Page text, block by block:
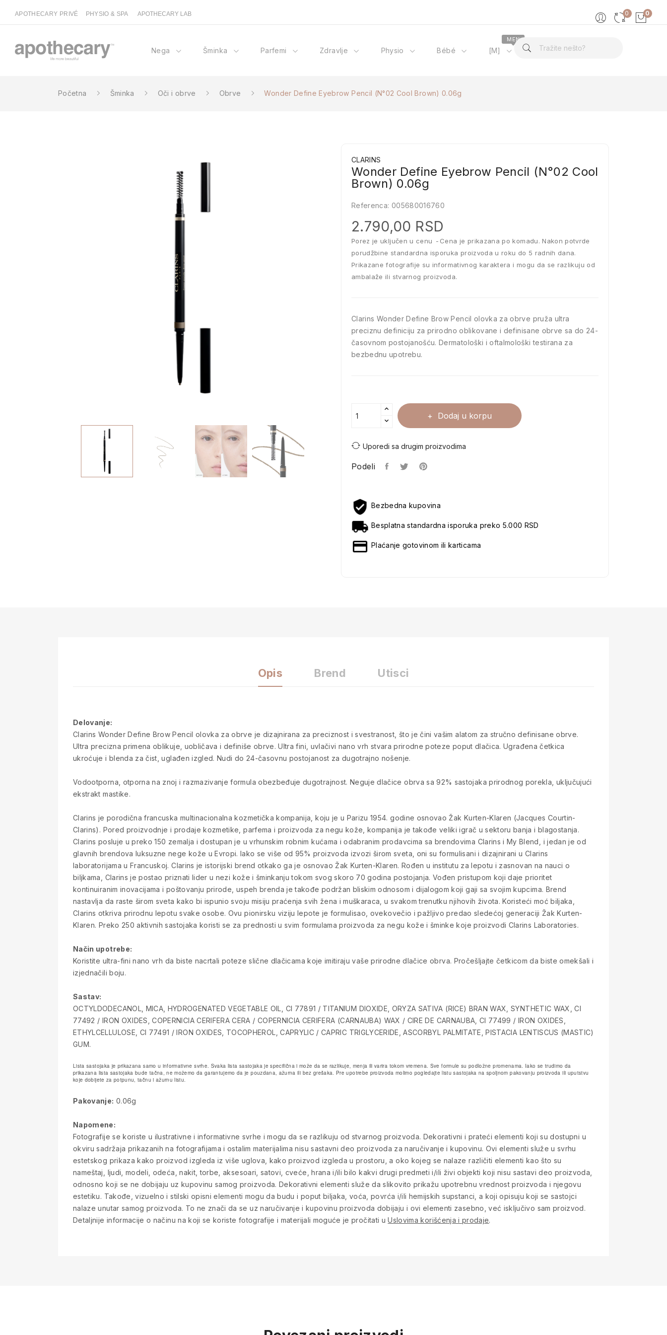
APOTHECARY PRIVÉ PHYSIO & SPA APOTHECARY LAB 0
0
Nega Šminka Parfemi Zdravlje Physio Bébé [M]
MEN
O nama
Početna Šminka Oči i obrve Obrve Wonder Define Eyebrow Pencil (N°02 Cool Brown) 0.06g
CLARINS
Wonder Define Eyebrow Pencil (N°02 Cool
Brown) 0.06g
Referenca: 005680016760
2.790,00 RSD
Porez je uključen u cenu
Cena je prikazana po komadu. Nakon potvrde
porudžbine standardna isporuka proizvoda u roku do 5 radnih dana.
Prikazane fotografije su informativnog karaktera i mogu da se razlikuju od
ambalaže ili stvarnog proizvoda.
Clarins Wonder Define Brow Pencil olovka za obrve pruža ultra
preciznu definiciju za prirodno oblikovane i definisane obrve sa do 24-
časovnom postojanošću. Dermatološki i oftalmološki testirana za
bezbednu upotrebu.
Dodaj u korpu
Uporedi sa drugim proizvodima
Podeli
Bezbedna kupovina
Besplatna standardna isporuka preko 5.000 RSD
Plaćanje gotovinom ili karticama
Opis Brend Utisci
Delovanje:
Clarins Wonder Define Brow Pencil olovka za obrve je dizajnirana za preciznost i svestranost, što je čini vašim alatom za stručno definisane obrve.
Ultra precizna primena oblikuje, uobličava i definiše obrve. Ultra fini, uvlačivi nano vrh stvara prirodne poteze poput dlačica. Ugrađena četkica
ukroćuje i blenda za čist, uglađen izgled. Nudi do 24-časovnu postojanost za dugotrajno nošenje.
Vodootporna, otporna na znoj i razmazivanje formula obezbeđuje dugotrajnost. Neguje dlačice obrva sa 92% sastojaka prirodnog porekla, uključujući
ekstrakt mastike.
Clarins je porodična francuska multinacionalna kozmetička kompanija, koju je u Parizu 1954. godine osnovao Žak Kurten-Klaren (Jacques Courtin-
Clarins). Pored proizvodnje i prodaje kozmetike, parfema i proizvoda za negu kože, kompanija je takođe veliki igrač u sektoru banja i blagostanja.
Clarins posluje u preko 150 zemalja i dostupan je u vrhunskim robnim kućama i odabranim prodavcima sa brendovima Clarins i My Blend, i jedan je od
glavnih brendova luksuzne nege kože u Evropi. Iako se više od 95% proizvoda izvozi širom sveta, oni su formulisani i dizajnirani u Clarins
laboratorijama u Francuskoj. Clarins je istorijski brend otkako ga je osnovao Žak Kurten-Klaren. Rođen u institutu za lepotu i zasnovan na nauci o
biljkama, Clarins je postao priznati lider u nezi kože i šminkanju tokom svog skoro 70 godina postojanja. Vođen pristupom koji daje prioritet
kontinuiranim inovacijama i poštovanju prirode, uspeh brenda je takođe podržan bliskim odnosom i dijalogom koji gaji sa svojim kupcima. Brend
nastavlja da raste širom sveta kako bi ispunio svoju misiju praćenja svih žena i muškaraca, u svakom trenutku njihovih života. Koristeći moć biljaka,
Clarins otkriva prirodnu lepotu svake osobe. Ovu pionirsku viziju lepote je formulisao, ovekovečio i pažljivo predao sledećoj generaciji Žak Kurten-
Klaren. Preko 250 aktivnih sastojaka koristi se za prednosti u svim formulama proizvoda za negu kože i šminke koje proizvodi Clarins Laboratories.
Način upotrebe:
Koristite ultra-fini nano vrh da biste nacrtali poteze slične dlačicama koje imitiraju vaše prirodne dlačice obrva. Pročešljajte četkicom da biste omekšali i
izjednačili boju.
Sastav:
OCTYLDODECANOL, MICA, HYDROGENATED VEGETABLE OIL, CI 77891 / TITANIUM DIOXIDE, ORYZA SATIVA (RICE) BRAN WAX, SYNTHETIC WAX, CI
77492 / IRON OXIDES, COPERNICIA CERIFERA CERA / COPERNICIA CERIFERA (CARNAUBA) WAX / CIRE DE CARNAUBA, CI 77499 / IRON OXIDES,
ETHYLCELLULOSE, CI 77491 / IRON OXIDES, TOCOPHEROL, CAPRYLIC / CAPRIC TRIGLYCERIDE, ASCORBYL PALMITATE, PISTACIA LENTISCUS (MASTIC)
GUM.
Lista sastojaka je prikazana samo u informativne svrhe. Svaka lista sastojaka je specifična i može da se razlikuje, menja ili varira tokom vremena. Sve formule su podložne promenama. Iako se trudimo da
prikazana lista sastojaka bude tačna, ne možemo da garantujemo da je pouzdana, ažurna ili bez grešaka. Pre upotrebe proizvoda molimo pogledajte listu sastojaka na spoljnom pakovanju proizvoda ili uputstvu
koje dobijete za potpunu, tačnu i ažurnu listu.
Pakovanje: 0.06g
Napomene:
Fotografije se koriste u ilustrativne i informativne svrhe i mogu da se razlikuju od stvarnog proizvoda. Dekorativni i prateći elementi koji su dostupni u
okviru sadržaja prikazanih na fotografijama i ostalim materijalima nisu sastavni deo proizvoda za naručivanje i kupovinu. Ovi elementi služe u svrhu
estetskog prikaza kako proizvod izgleda iz više uglova, kako proizvod izgleda u prostoru, a oko kojeg se nalaze različiti elementi kao što su
nameštaj, ljudi, modeli, odeća, nakit, torbe, aksesoari, satovi, cveće, hrana i/ili bilo kakvi drugi predmeti i/ili živi objekti koji nisu sastavi deo proizvoda,
odnosno koji se ne dobijaju uz kupovinu samog proizvoda. Dekorativni elementi služe da slikovito prikažu upotrebnu vrednost proizvoda i njegovu
estetiku. Takođe, vizuelno i stilski opisni elementi mogu da budu i poput biljaka, voća, povrća i/ili hemijskih supstanci, a koji opisuju koji se sastojci
nalaze unutar samog proizvoda. To ne znači da se uz naručivanje i kupovinu proizvoda dobijaju i ovi elementi zasebno, već isključivo sam proizvod.
Detaljnije informacije o načinu na koji se koriste fotografije i materijali moguće je pročitati uUslovima korišćenja i prodaje.